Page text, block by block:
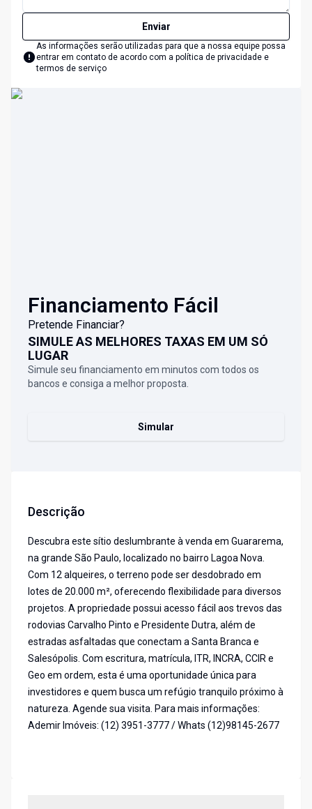
Enviar
As informações serão utilizadas para que a nossa equipe possa
entrar em contato de acordo com a política de privacidade e
termos de serviço
Financiamento Fácil
Pretende Financiar?
SIMULE AS MELHORES TAXAS EM UM SÓ
LUGAR
Simule seu financiamento em minutos com todos os
bancos e consiga a melhor proposta.
Simular
Descrição
Descubra este sítio deslumbrante à venda em Guararema,
na grande São Paulo, localizado no bairro Lagoa Nova.
Com 12 alqueires, o terreno pode ser desdobrado em
lotes de 20.000 m², oferecendo flexibilidade para diversos
projetos. A propriedade possui acesso fácil aos trevos das
rodovias Carvalho Pinto e Presidente Dutra, além de
estradas asfaltadas que conectam a Santa Branca e
Salesópolis. Com escritura, matrícula, ITR, INCRA, CCIR e
Geo em ordem, esta é uma oportunidade única para
investidores e quem busca um refúgio tranquilo próximo à
natureza. Agende sua visita. Para mais informações:
Ademir Imóveis: (12) 3951-3777 / Whats (12)98145-2677